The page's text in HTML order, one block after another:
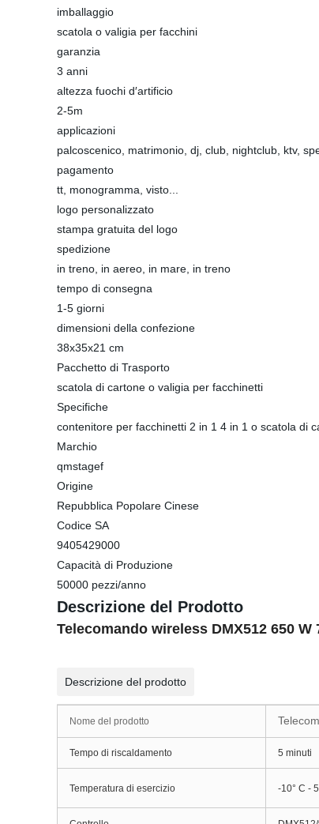
imballaggio
scatola o valigia per facchini
garanzia
3 anni
altezza fuochi d′artificio
2-5m
applicazioni
palcoscenico, matrimonio, dj, club, nightclub, ktv,
pagamento
tt, monogramma, visto...
logo personalizzato
stampa gratuita del logo
spedizione
in treno, in aereo, in mare, in treno
tempo di consegna
1-5 giorni
dimensioni della confezione
38x35x21 cm
Pacchetto di Trasporto
scatola di cartone o valigia per facchinetti
Specifiche
contenitore per facchinetti 2 in 1 4 in 1 o scatola di
Marchio
qmstagef
Origine
Repubblica Popolare Cinese
Codice SA
9405429000
Capacità di Produzione
50000 pezzi/anno
Descrizione del Prodotto
Telecomando wireless DMX512 650
Descrizione del prodotto
Nome del prodotto
Tempo di riscaldamento 5 minuti
Temperatura di esercizio -10° C -